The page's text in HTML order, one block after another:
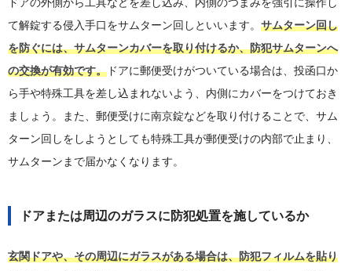
て解錠する侵入手口をサムターン回しといいます。 サムターン回し
を防ぐには、サムターンカバーを取り付けるか、防犯サムターンへ
の交換が有効です。 ドアに郵便受けがついている場合は、投函口か
ら手や特殊工具を差し込まれないよう、内側にカバーをつけておき
ましょう。また、郵便受けに南京錠などを取り付けることで、サム
ターン回しをしようとしても特殊工具が郵便受けの内部で止まり、
サムターンまで届かなくなります。
ドアまたは周辺のガラスに防犯処置を施しているか
玄関ドアや、その周辺にガラスがある場合は、防犯フィルムを貼り